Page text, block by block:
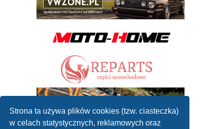
Strona ta używa plików cookies (tzw. ciasteczka)
w celach statystycznych, reklamowych oraz